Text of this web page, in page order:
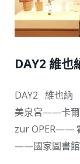
DAY2 維也
DAY2 維也納
美泉宮——卡
zur OPER——
——國家圖書